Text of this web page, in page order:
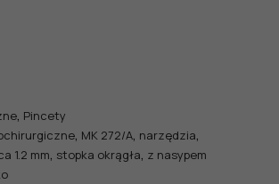
, Pincety
, MK 272/A, narzędzia,
1.2 mm, stopka okrągła, z nasypem